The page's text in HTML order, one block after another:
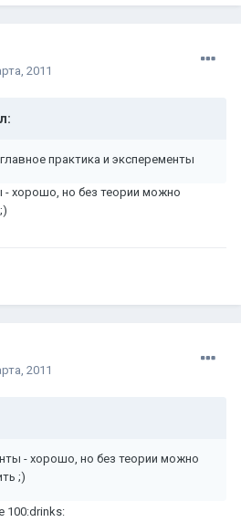
2011
практика и эксперементы
- хорошо, но без теории можно
2011
- хорошо, но без теории можно
;)
100:drinks: